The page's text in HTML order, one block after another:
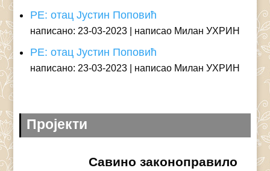
РЕ: отац Јустин Поповић
написано: 23-03-2023 написао Милан УХРИН
РЕ: отац Јустин Поповић
написано: 23-03-2023 написао Милан УХРИН
Пројекти
Савино законоправило